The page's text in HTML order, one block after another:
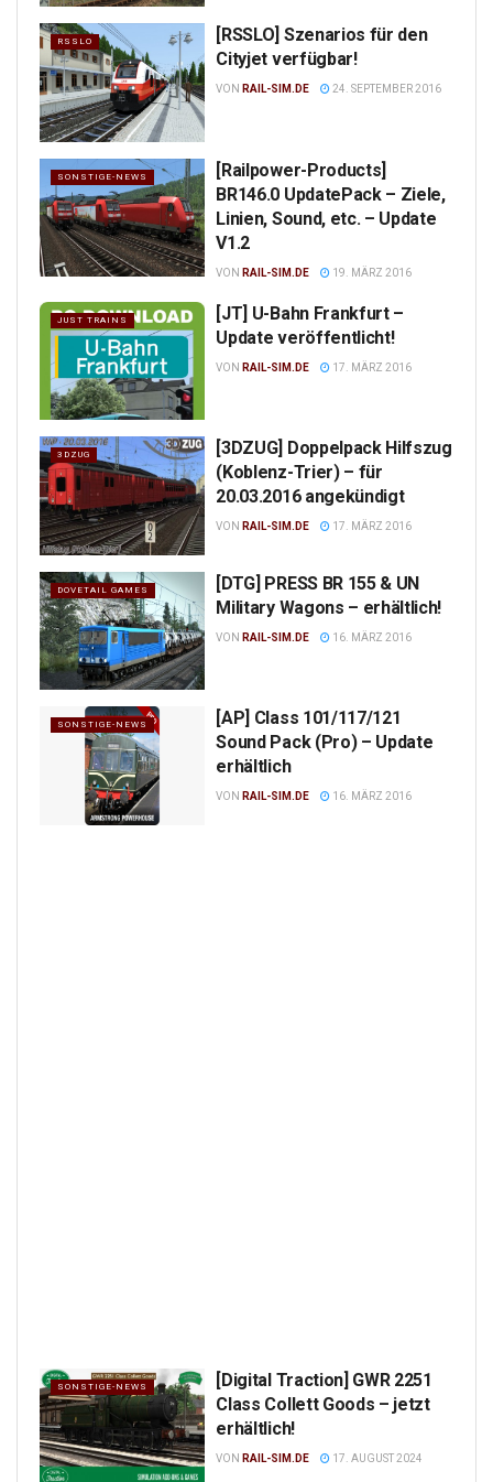
RSSLO
[RSSLO] Szenarios für den
Cityjet verfügbar!
VON RAIL-SIM.DE 24. SEPTEMBER 2016
SONSTIGE-NEWS
[Railpower-Products]
BR146.0 UpdatePack – Ziele,
Linien, Sound, etc. – Update
V1.2
VON RAIL-SIM.DE 19. MÄRZ 2016
JUST TRAINS
[JT] U-Bahn Frankfurt –
Update veröffentlicht!
VON RAIL-SIM.DE 17. MÄRZ 2016
3DZUG
[3DZUG] Doppelpack Hilfszug
(Koblenz-Trier) – für
20.03.2016 angekündigt
VON RAIL-SIM.DE 17. MÄRZ 2016
DOVETAIL GAMES
[DTG] PRESS BR 155 & UN
Military Wagons – erhältlich!
VON RAIL-SIM.DE 16. MÄRZ 2016
SONSTIGE-NEWS
[AP] Class 101/117/121
Sound Pack (Pro) – Update
erhältlich
VON RAIL-SIM.DE 16. MÄRZ 2016
SONSTIGE-NEWS
[Digital Traction] GWR 2251
Class Collett Goods – jetzt
erhältlich!
VON RAIL-SIM.DE 17. AUGUST 2024